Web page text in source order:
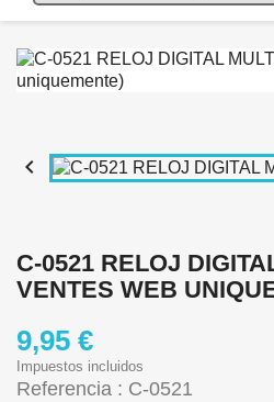

C-0521 RELOJ
VENTES WEB
9,95 €
Impuestos incluidos
Referencia : C-0521